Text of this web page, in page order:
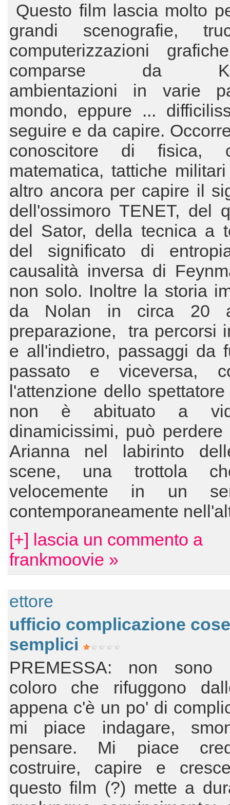
Questo film lascia molto
grandi scenografie,
computerizzazioni
comparse da
ambientazioni in varie
mondo, eppure ...
seguire e da capire.
conoscitore di fisica,
matematica, tattiche
altro ancora per capire il
dell'ossimoro TENET, del
del Sator, della tecnica a
del significato di
causalità inversa di
non solo. Inoltre la storia
da Nolan in circa 20
preparazione, tra percorsi
e all'indietro, passaggi da
passato e viceversa,
l'attenzione dello
non è abituato a
dinamicissimi, può
Arianna nel labirinto
scene, una trottola
velocemente in un
contemporaneamente
[+] lascia un commento a
frankmoovie »
ettore
ufficio complicazione cose
semplici
PREMESSA: non
coloro che rifuggono
appena c'è un po' di
mi piace indagare,
pensare. Mi piace
costruire, capire e
questo film (?) mette a